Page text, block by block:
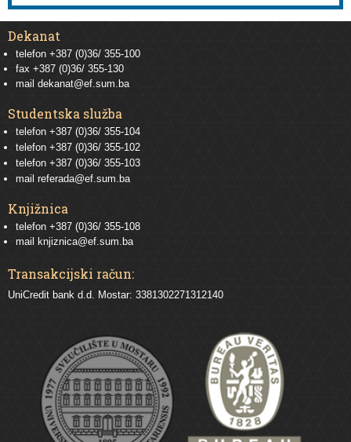
Dekanat
telefon +387 (0)36/ 355-100
fax +387 (0)36/ 355-130
mail dekanat@ef.sum.ba
Studentska služba
telefon +387 (0)36/ 355-104
telefon +387 (0)36/ 355-102
telefon +387 (0)36/ 355-103
mail referada@ef.sum.ba
Knjižnica
telefon +387 (0)36/ 355-108
mail knjiznica@ef.sum.ba
Transakcijski račun:
UniCredit bank d.d. Mostar: 3381302271312140